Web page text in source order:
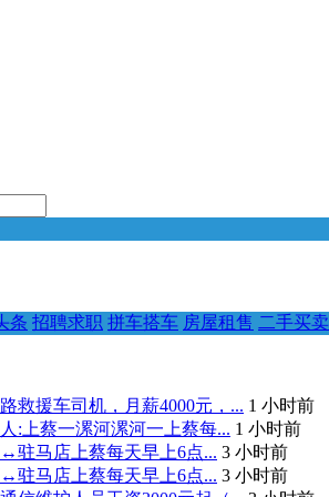
条 招聘求职 拼车搭车 房屋租售 二手买卖
救援车司机，月薪4000元，... 1 小时前
:上蔡一漯河漯河一上蔡每... 1 小时前
↔️驻马店上蔡每天早上6点... 3 小时前
↔️驻马店上蔡每天早上6点... 3 小时前